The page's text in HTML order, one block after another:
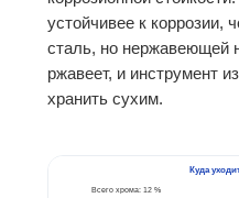
устойчивее к коррозии,
сталь, но нержавеющей
ржавеет, и инструмент
хранить сухим.
Куда
Всего хрома: 12 %